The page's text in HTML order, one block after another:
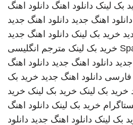
بک لینک دانلود اهنگ دانلود اهنگ
دانلود اهنگ جدید دانلود اهنگ جدید
خرید بک لینک دانلود اهنگ جدید
خرید بک لینک مترجم انگلیسی
دانلود اهنگ جدید دانلود اهنگ
فارسی دانلود اهنگ جدید خرید بک
خرید بک لینک خرید بک لینک خرید
خرید بک لینک دانلود اهنگ
بک لینک دانلود اهنگ جدید دانلود